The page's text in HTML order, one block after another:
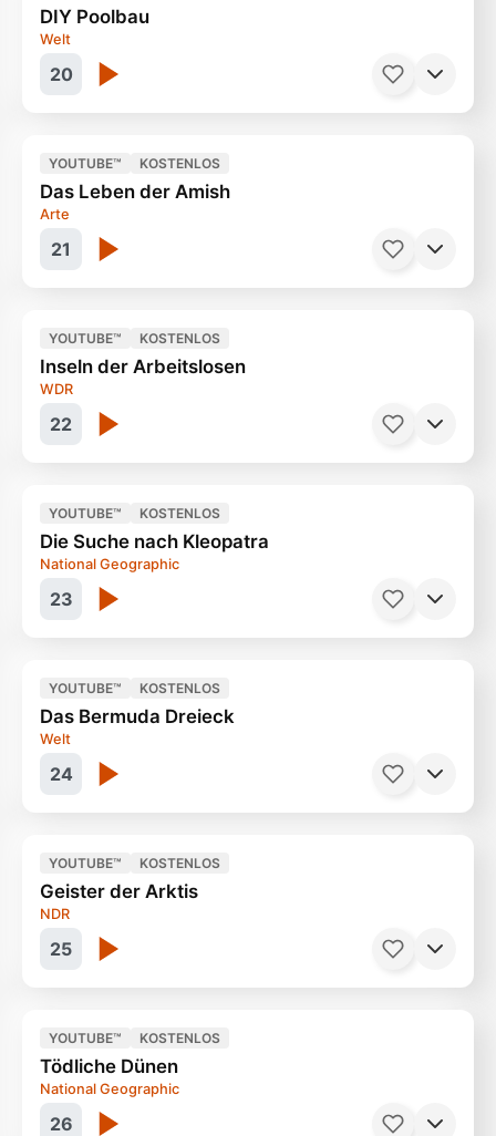
Eheaus im hohen Alter und jetzt ?
20
DIY Poolbau
Welt
Swimmingpool selbst bauen
21
YOUTUBE™ KOSTENLOS
Das Leben der Amish
Arte
Könnte ein neuer Trend werden
22
YOUTUBE™ KOSTENLOS
Inseln der Arbeitslosen
WDR
Sommer, Sonne und kein Geld
23
YOUTUBE™ KOSTENLOS
Die Suche nach Kleopatra
National Geographic
Die Königinnen vom Nil
24
YOUTUBE™ KOSTENLOS
Das Bermuda Dreieck
Welt
Verschollen im Atlantik
25
YOUTUBE™ KOSTENLOS
Geister der Arktis
NDR
Das Geheimnis der Eishaie
26
YOUTUBE™ KOSTENLOS
Tödliche Dünen
National Geographic